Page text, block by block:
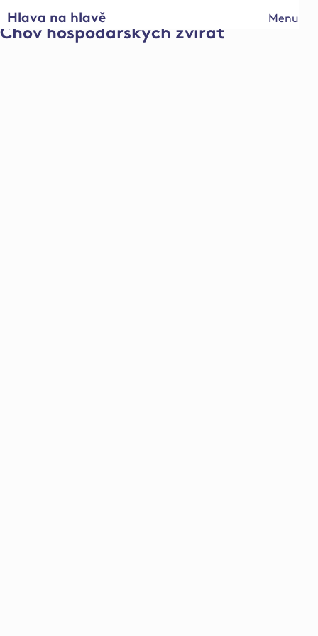
Menu
Hlava na hlavě
Chov hospodářských zvířat